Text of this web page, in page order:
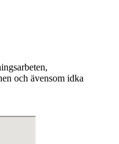
och ävensom idka